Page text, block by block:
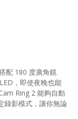
配 180 度廣角鏡
，即使夜晚也能
Ring 2 能夠自動
錄影模式，讓你無論